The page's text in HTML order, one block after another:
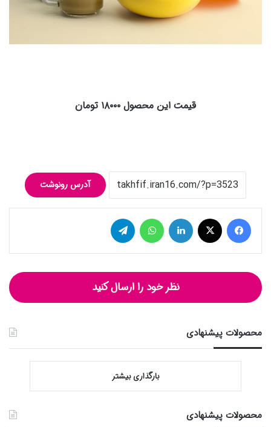
قیمت این محصول ۱۸۰۰۰ تومان
آدرس رونوشت
فیس بوک لینکدین
نظر خود را ارسال کنید
محصولات پیشنهادی
بارگذاری بیشتر
محصولات پیشنهادی